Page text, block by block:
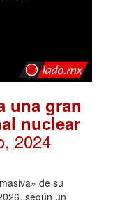
una gran
nuclear
2024
de su
según un